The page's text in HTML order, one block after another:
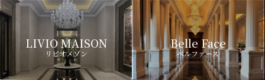
LIVIO MAISON
リビオメゾン
Belle Face
ベルファース